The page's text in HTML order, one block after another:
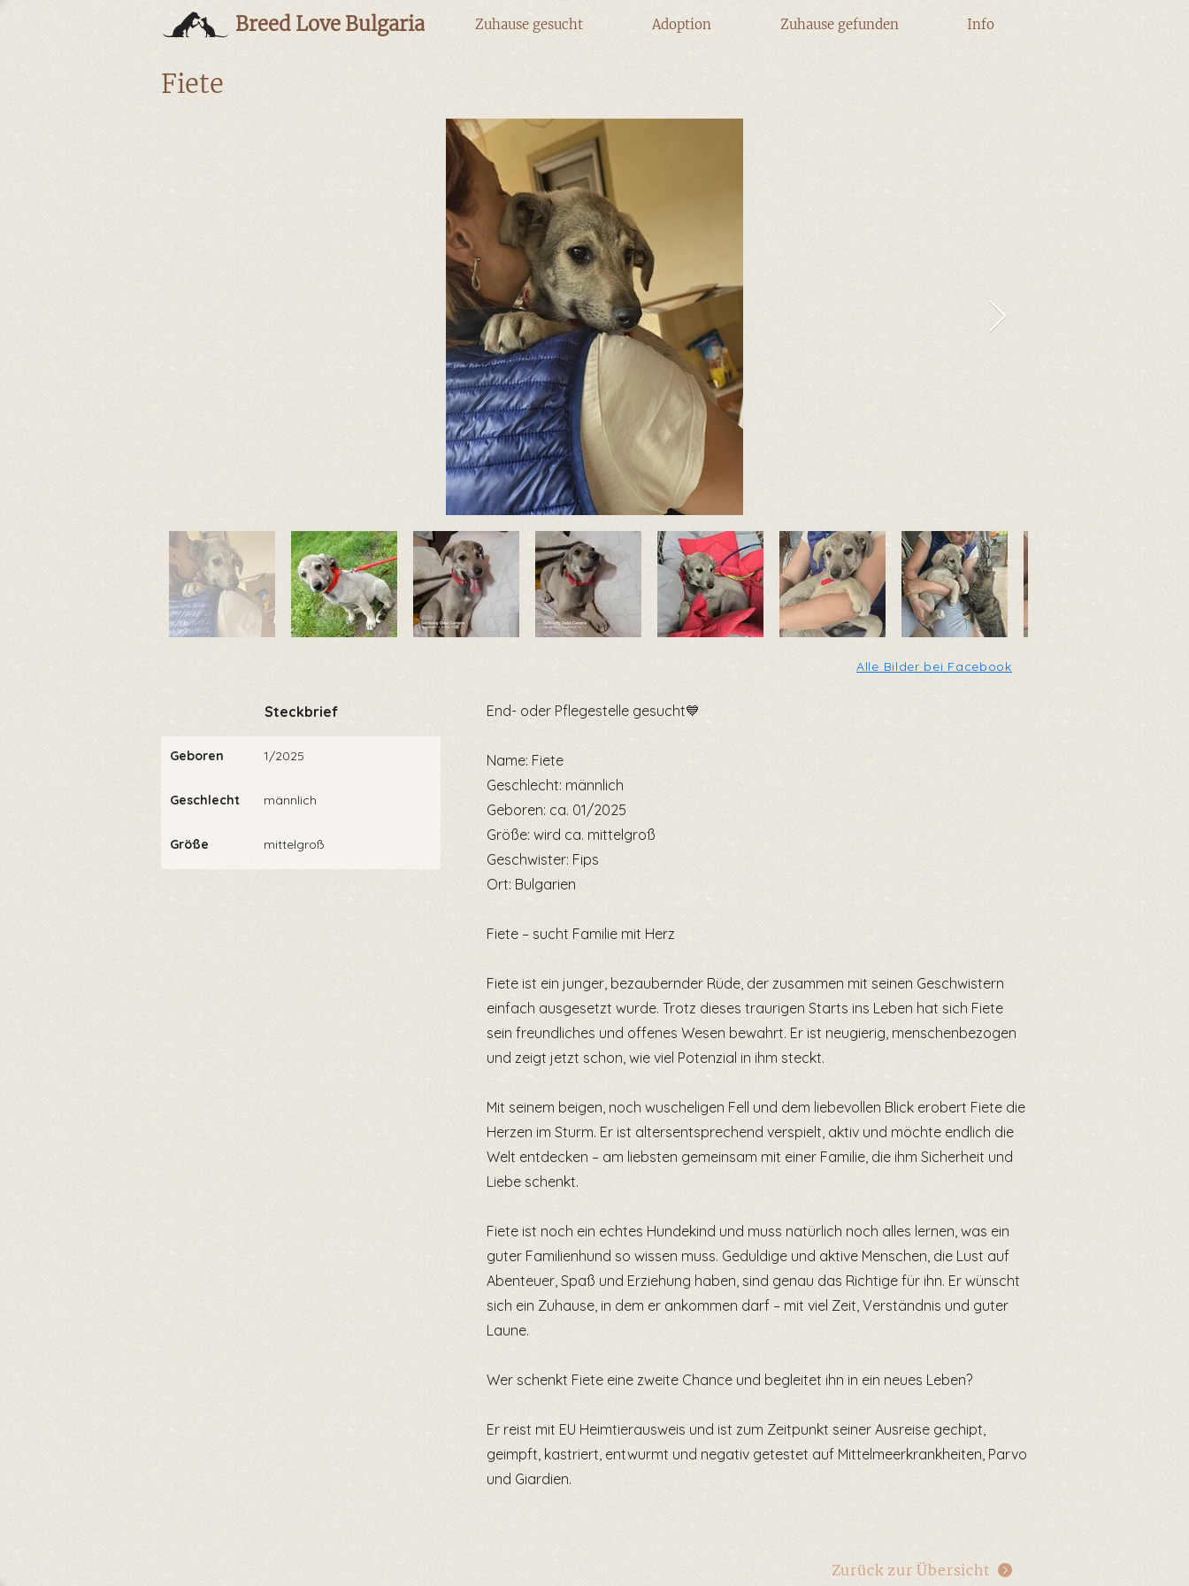
Breed Love Bulgaria Zuhause gesucht Adoption Zuhause gefunden Info
Fiete
Alle Bilder bei Facebook
Steckbrief
Geboren 1/2025
Geschlecht männlich
Größe mittelgroß
End- oder Pflegestelle gesucht💙
Name: Fiete
Geschlecht: männlich
Geboren: ca. 01/2025
Größe: wird ca. mittelgroß
Geschwister: Fips
Ort: Bulgarien
Fiete – sucht Familie mit Herz
Fiete ist ein junger, bezaubernder Rüde, der zusammen mit seinen Geschwistern
einfach ausgesetzt wurde. Trotz dieses traurigen Starts ins Leben hat sich Fiete
sein freundliches und offenes Wesen bewahrt. Er ist neugierig, menschenbezogen
und zeigt jetzt schon, wie viel Potenzial in ihm steckt.
Mit seinem beigen, noch wuscheligen Fell und dem liebevollen Blick erobert Fiete die
Herzen im Sturm. Er ist altersentsprechend verspielt, aktiv und möchte endlich die
Welt entdecken – am liebsten gemeinsam mit einer Familie, die ihm Sicherheit und
Liebe schenkt.
Fiete ist noch ein echtes Hundekind und muss natürlich noch alles lernen, was ein
guter Familienhund so wissen muss. Geduldige und aktive Menschen, die Lust auf
Abenteuer, Spaß und Erziehung haben, sind genau das Richtige für ihn. Er wünscht
sich ein Zuhause, in dem er ankommen darf – mit viel Zeit, Verständnis und guter
Laune.
Wer schenkt Fiete eine zweite Chance und begleitet ihn in ein neues Leben?
Er reist mit EU Heimtierausweis und ist zum Zeitpunkt seiner Ausreise gechipt,
geimpft, kastriert, entwurmt und negativ getestet auf Mittelmeerkrankheiten, Parvo
und Giardien.
Zurück zur Übersicht